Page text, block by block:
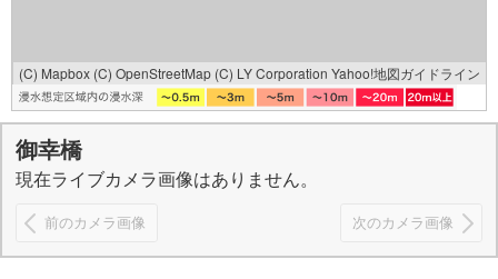
(C) Mapbox (C) OpenStreetMap (C) LY Corporation Yahoo!地図ガイドライン
御幸橋
現在ライブカメラ画像はありません。
前のカメラ画像 次のカメラ画像